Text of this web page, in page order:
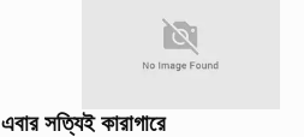
এবার সত্যিই কারাগারে